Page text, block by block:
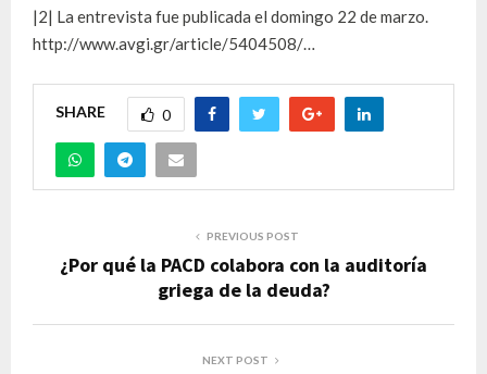
|2| La entrevista fue publicada el domingo 22 de marzo.
http://www.avgi.gr/article/5404508/…
SHARE 0
PREVIOUS POST
¿Por qué la PACD colabora con la auditoría
griega de la deuda?
NEXT POST